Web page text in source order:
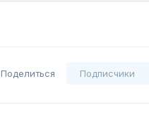
Поделиться Подписчики